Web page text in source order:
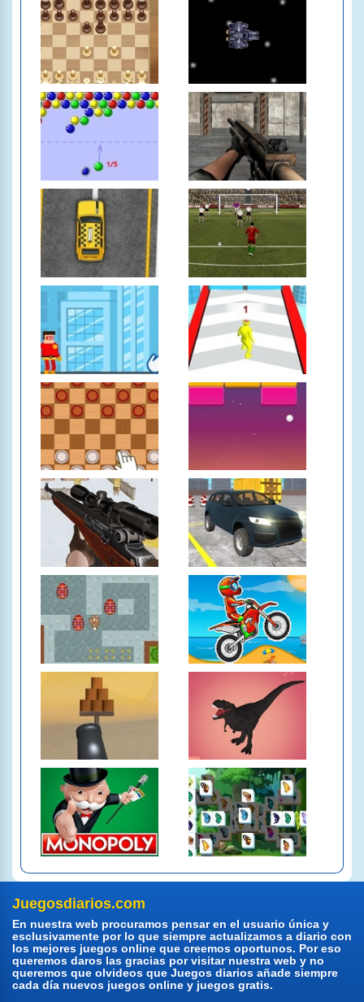
Juegosdiarios.com
En nuestra web procuramos pensar en el usuario única y
esclusivamente por lo que siempre actualizamos a diario con
los mejores juegos online que creemos oportunos. Por eso
queremos daros las gracias por visitar nuestra web y no
queremos que olvideos que Juegos diarios añade siempre
cada día nuevos juegos online y juegos gratis.